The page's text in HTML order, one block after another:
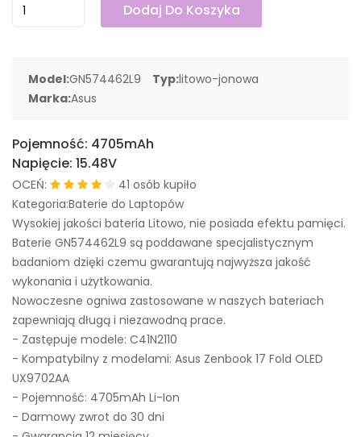
Dodaj Do Koszyka
Model:GN574462L9 Typ:litowo-jonowa
Marka:Asus
Pojemność: 4705mAh
Napięcie: 15.48V
OCEŃ:
41 osób kupiło
Kategoria:Baterie do Laptopów
Wysokiej jakości bateria Litowo, nie posiada efektu pamięci.
Baterie GN574462L9 są poddawane specjalistycznym
badaniom dzięki czemu gwarantują najwyższa jakość
wykonania i użytkowania.
Nowoczesne ogniwa zastosowane w naszych bateriach
zapewniają długą i niezawodną prace.
- Zastępuje modele: C41N2110
- Kompatybilny z modelami: Asus Zenbook 17 Fold OLED
UX9702AA
- Pojemność: 4705mAh Li-Ion
- Darmowy zwrot do 30 dni